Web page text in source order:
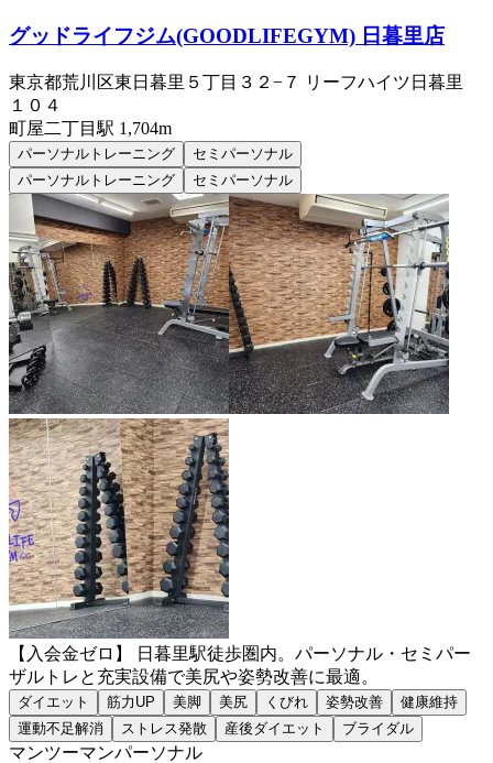
グッドライフジム(GOODLIFEGYM) 日暮里店
東京都荒川区東日暮里５丁目３２−７ リーフハイツ日暮里
１０４
町屋二丁目 駅 1,704m
パーソナルトレーニング
セミパーソナル
パーソナルトレーニング
セミパーソナル
【入会金ゼロ】 日暮里駅徒歩圏内。パーソナル・セミパー
ザルトレと充実設備で美尻や姿勢改善に最適。
ダイエット 筋力UP 美脚 美尻 くびれ 姿勢改善
健康維持
運動不足解消
ストレス発散 産後ダイエット ブライダル
マンツーマンパーソナル